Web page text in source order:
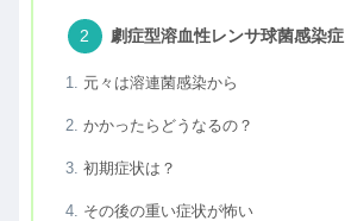
劇症型溶血性レンサ球菌感染症
元々は溶連菌感染から
かかったらどうなるの？
初期症状は？
その後の重い症状が怖い